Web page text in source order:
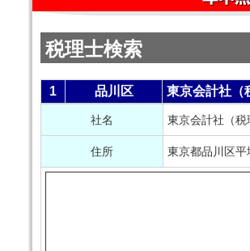
税理士検索
1 品川区 東京会計社（
社名 東京会計社（税
住所 東京都品川区平